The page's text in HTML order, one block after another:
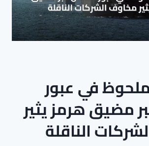
في عبور
مضيق هرمز يثير
الناقلة